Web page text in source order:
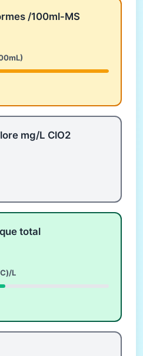
/100ml-MS
mg/L ClO2
total
L